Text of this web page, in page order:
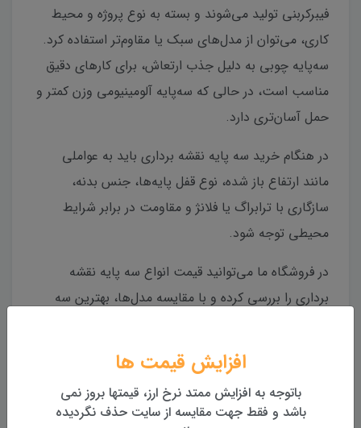
فیبرکربنی تولید می‌شوند و بسته به نوع پروژه و محیط
کاری، می‌توان از مدل‌های سبک یا مقاوم‌تر استفاده کرد.
سه‌پایه چوبی به دلیل جذب ارتعاش، برای کارهای دقیق
مناسب است، در حالی که سه‌پایه آلومینیومی وزن کمتر و
حمل آسان‌تری دارد.
در هنگام خرید سه پایه نقشه برداری باید به عواملی
مانند ارتفاع باز شده، نوع قفل پایه‌ها، جنس بدنه،
سازگاری با ترابراگ یا فلانژ و مقاومت در برابر شرایط
محیطی توجه شود.
در فروشگاه ما می‌توانید قیمت انواع سه پایه نقشه
برداری را بررسی کرده و با مقایسه مدل‌ها، بهترین سه
تا دقت و پایداری در اندازه‌گیری‌ها تضمین شود.
معرفی سه پایه آلومینیومی دوقفله Leica ALT20
افزایش قیمت ها
باتوجه به افزایش ممتد نرخ ارز، قیمتها بروز نمی
باشد و فقط جهت مقایسه از سایت حذف نگردیده